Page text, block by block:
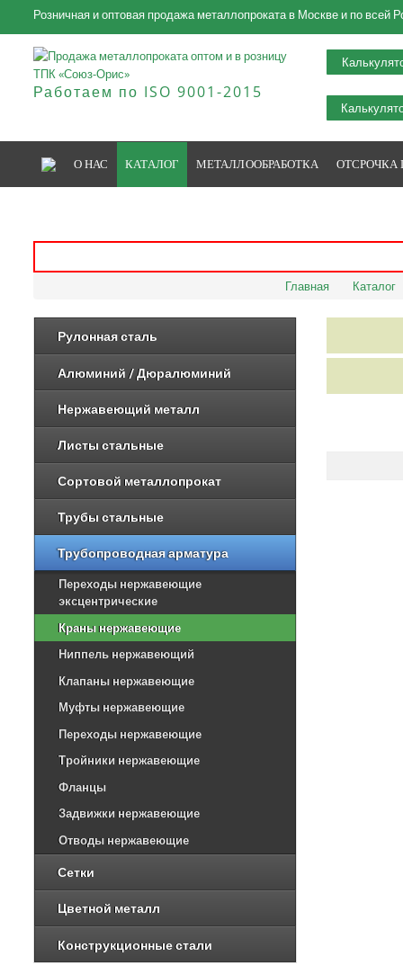
Розничная и оптовая продажа металлопроката в Москве и по всей
Работаем по ISO 9001-2015
О НАС КАТАЛОГ МЕТАЛЛООБРАБОТКА ОТСРОЧКА
Главная Каталог
Рулонная сталь
Алюминий / Дюралюминий
Нержавеющий металл
Листы стальные
Сортовой металлопрокат
Трубы стальные
Трубопроводная арматура
Переходы нержавеющие
эксцентрические
Краны нержавеющие
Ниппель нержавеющий
Клапаны нержавеющие
Муфты нержавеющие
Переходы нержавеющие
Тройники нержавеющие
Фланцы
Задвижки нержавеющие
Отводы нержавеющие
Сетки
Цветной металл
Конструкционные стали